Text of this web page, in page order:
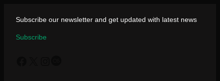
เนื้อหา
Subscribe our newsletter and get updated with latest news
Subscribe